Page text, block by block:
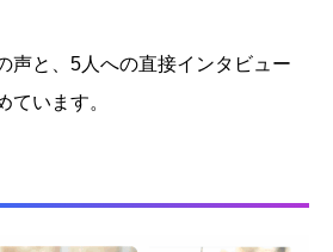
声と、5人への直接インタビュー
ています。